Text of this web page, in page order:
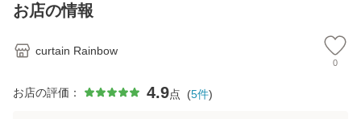
お店の情報
curtain Rainbow
0
お店の評価： 4.9点 (5件)